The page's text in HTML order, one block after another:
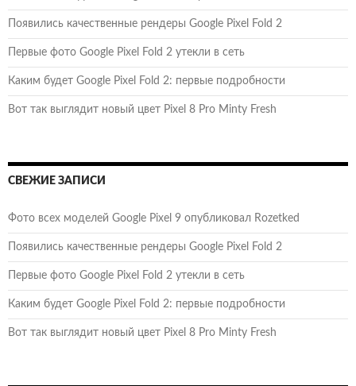
Появились качественные рендеры Google Pixel Fold 2
Первые фото Google Pixel Fold 2 утекли в сеть
Каким будет Google Pixel Fold 2: первые подробности
Вот так выглядит новый цвет Pixel 8 Pro Minty Fresh
СВЕЖИЕ ЗАПИСИ
Фото всех моделей Google Pixel 9 опубликовал Rozetked
Появились качественные рендеры Google Pixel Fold 2
Первые фото Google Pixel Fold 2 утекли в сеть
Каким будет Google Pixel Fold 2: первые подробности
Вот так выглядит новый цвет Pixel 8 Pro Minty Fresh